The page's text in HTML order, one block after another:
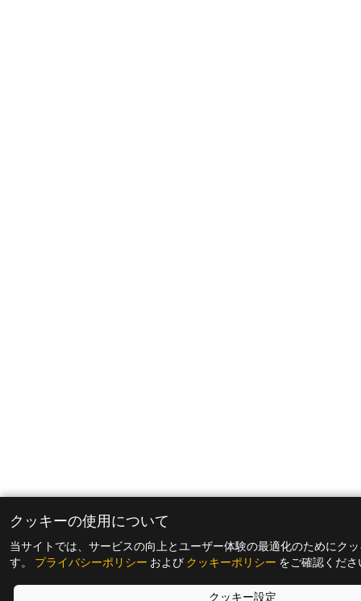
クッキーの使用について
当サイトでは、サービスの向上とユーザー体験の最適化のためにク
す。 プライバシーポリシー および クッキーポリシー をご確認くださ
クッキー設定